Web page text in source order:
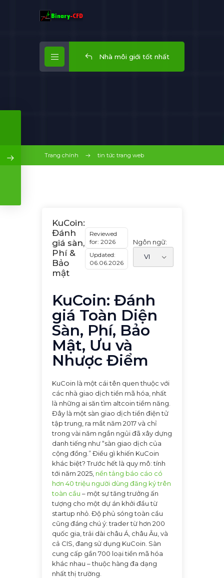
Nhà môi giới tốt nhất
Trang chính tin tức trang web
KuCoin:
Đánh
giá sàn,
Phí &
Bảo
mật
Reviewed
for: 2026
Updated:
06.06.2026
Ngôn ngữ:
KuCoin: Đánh
giá Toàn Diện
Sàn, Phí, Bảo
Mật, Ưu và
Nhược Điểm
KuCoin là một cái tên quen thuộc với
các nhà giao dịch tiền mã hóa, nhất
là những ai săn tìm altcoin tiềm năng.
Đây là một sàn giao dịch tiền điện tử
tập trung, ra mắt năm 2017 và chỉ
trong vài năm ngắn ngủi đã xây dựng
danh tiếng như “sàn giao dịch của
cộng đồng.” Điều gì khiến KuCoin
khác biệt? Trước hết là quy mô: tính
tới năm 2025, nền tảng báo cáo có
hơn 40 triệu người dùng đăng ký trên
toàn cầu – một sự tăng trưởng ấn
tượng cho một dự án khởi đầu từ
startup nhỏ. Độ phủ sóng toàn cầu
cũng đáng chú ý: trader từ hơn 200
quốc gia, trải dài châu Á, châu Âu, và
cả CIS, đang sử dụng KuCoin. Sàn
cung cấp gần 700 loại tiền mã hóa
khác nhau – thuộc hàng đa dạng
nhất thị trường.